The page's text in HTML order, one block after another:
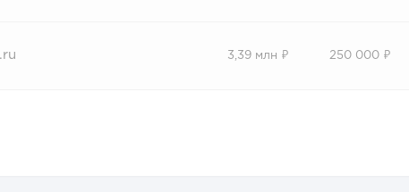
3,39 млн ₽ 250 000 ₽